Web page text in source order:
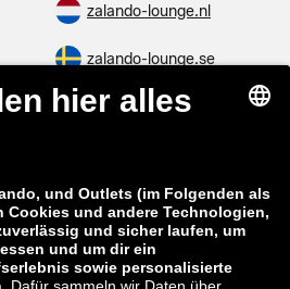
zalando-lounge.nl
zalando-lounge.se
zalando-lounge.dk
zalando-lounge.cz
zalando-lounge.sk